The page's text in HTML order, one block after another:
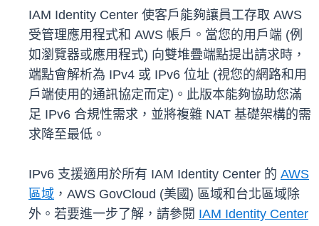
IAM Identity Center 使客戶能夠讓員工存取 AWS
受管理應用程式和 AWS 帳戶。當您的用戶端 (例
如瀏覽器或應用程式) 向雙堆疊端點提出請求時，
端點會解析為 IPv4 或 IPv6 位址 (視您的網路和用
戶端使用的通訊協定而定)。此版本能夠協助您滿
足 IPv6 合規性需求，並將複雜 NAT 基礎架構的需
求降至最低。
IPv6 支援適用於所有 IAM Identity Center 的 AWS
區域 ，AWS GovCloud (美國) 區域和台北區域除
外。若要進一步了解，請參閱 IAM Identity Center